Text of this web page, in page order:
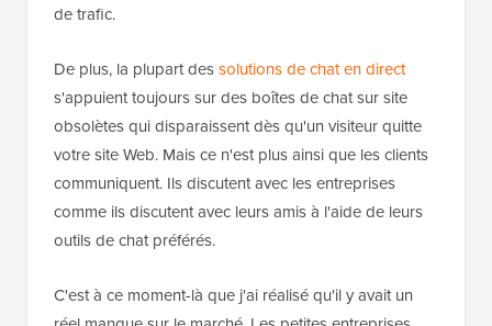
de trafic.
De plus, la plupart dessolutions de chat en direct
s'appuient toujours sur des boîtes de chat sur site
obsolètes qui disparaissent dès qu'un visiteur quitte
votre site Web. Mais ce n'est plus ainsi que les clients
communiquent. Ils discutent avec les entreprises
comme ils discutent avec leurs amis à l'aide de leurs
outils de chat préférés.
C'est à ce moment-là que j'ai réalisé qu'il y avait un